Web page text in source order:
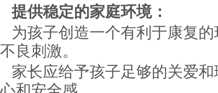
提供稳定的家庭环境：
为孩子创造一个有利于康复
不良刺激。
家长应给予孩子足够的关爱